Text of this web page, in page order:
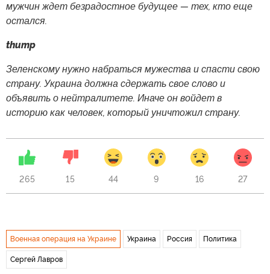
мужчин ждет безрадостное будущее — тех, кто еще
остался.
thump
Зеленскому нужно набраться мужества и спасти свою
страну. Украина должна сдержать свое слово и
объявить о нейтралитете. Иначе он войдет в
историю как человек, который уничтожил страну.
265 15 44 9 16 27
Военная операция на Украине Украина Россия Политика
Сергей Лавров